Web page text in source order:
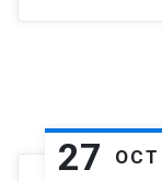
27 OCT